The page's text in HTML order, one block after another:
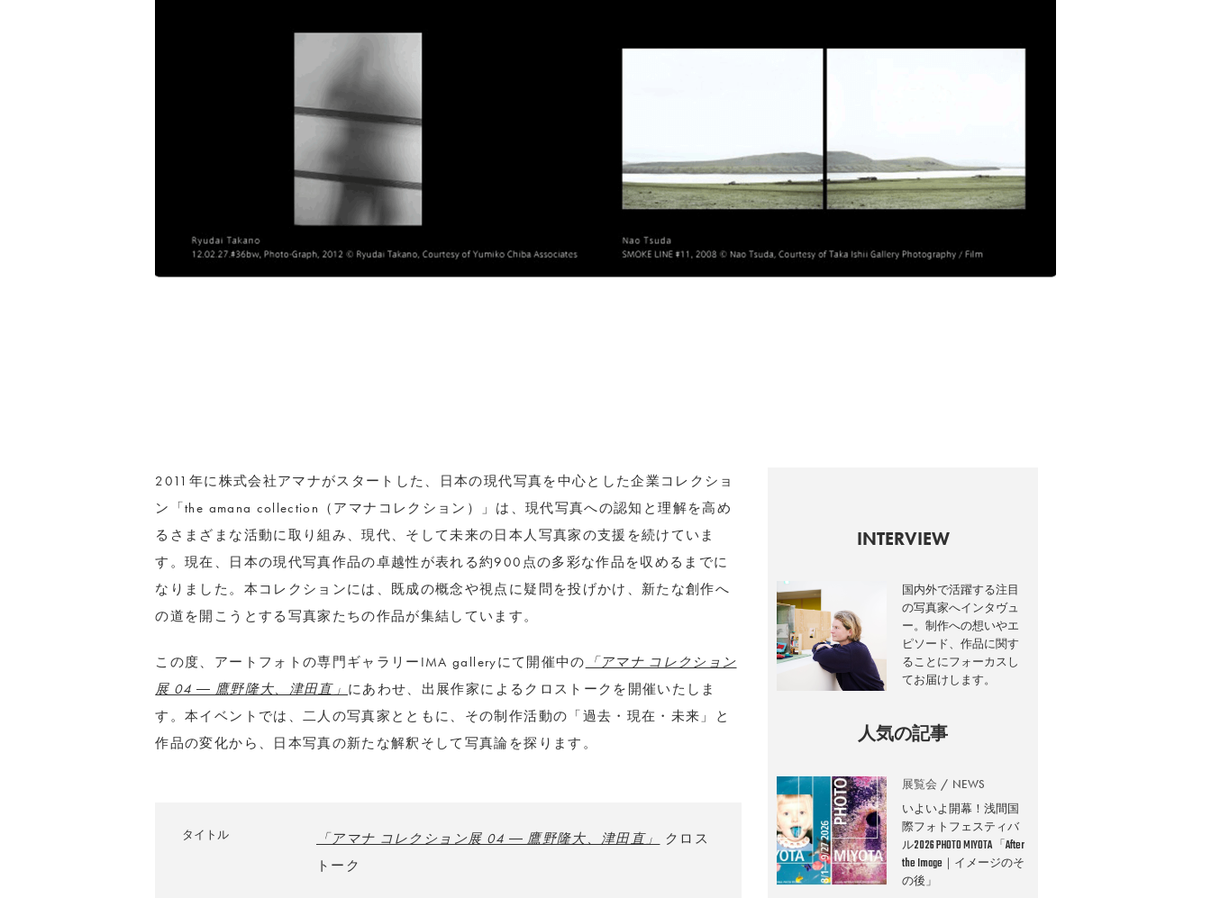
2011年に株式会社アマナがスタートした、日本の現代写真を中心とした企業コレクショ
ン「the amana collection（アマナコレクション）」は、現代写真への認知と理解を高め
るさまざまな活動に取り組み、現代、そして未来の日本人写真家の支援を続けていま
す。現在、日本の現代写真作品の卓越性が表れる約900点の多彩な作品を収めるまでに
なりました。本コレクションには、既成の概念や視点に疑問を投げかけ、新たな創作へ
の道を開こうとする写真家たちの作品が集結しています。
この度、アートフォトの専門ギャラリーIMA galleryにて開催中の 「アマナ コレクション
展 04 ― 鷹野隆大、津田直」 にあわせ、出展作家によるクロストークを開催いたしま
す。本イベントでは、二人の写真家とともに、その制作活動の「過去・現在・未来」と
作品の変化から、日本写真の新たな解釈そして写真論を探ります。
タイトル 「アマナ コレクション展 04 ― 鷹野隆大、津田直」
クロス
トーク
INTERVIEW
国内外で活躍する注目
の写真家へインタヴュ
ー。制作への想いやエ
ピソード、作品に関す
ることにフォーカスし
てお届けします。
人気の記事
展覧会 NEWS
いよいよ開幕！浅間国
際フォトフェスティバ
ル2026 PHOTO MIYOTA 「After
the Image｜イメージのそ
の後」